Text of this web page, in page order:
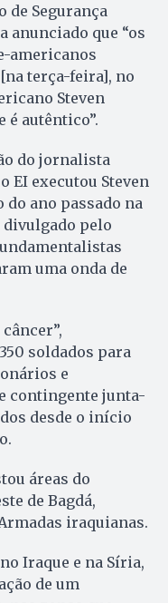
de Segurança
anunciado que “os
americanos
terça-feira], no
Steven
é autêntico”.
do jornalista
EI executou Steven
do ano passado na
divulgado pelo
uma onda de
soldados para
e
contingente junta-
desde o início
áreas do
de Bagdá,
iraquianas.
Iraque e na Síria,
de um